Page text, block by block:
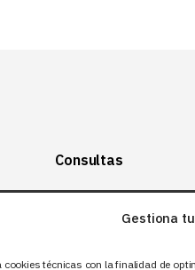
Gestiona
técnicas con la finalidad de
Consultas
+34 966 28 88
12